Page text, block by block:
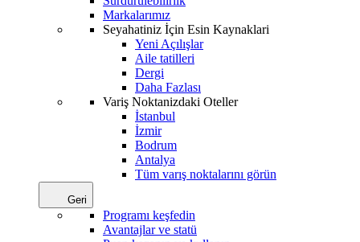
Markalarımız
Seyahatiniz İçin Esin Kaynaklari
Yeni Açılışlar
Aile tatilleri
Dergi
Daha Fazlası
Variş Noktanizdaki Oteller
İstanbul
İzmir
Bodrum
Antalya
Tüm varış noktalarını görün
Geri
Programı keşfedin
Avantajlar ve statü